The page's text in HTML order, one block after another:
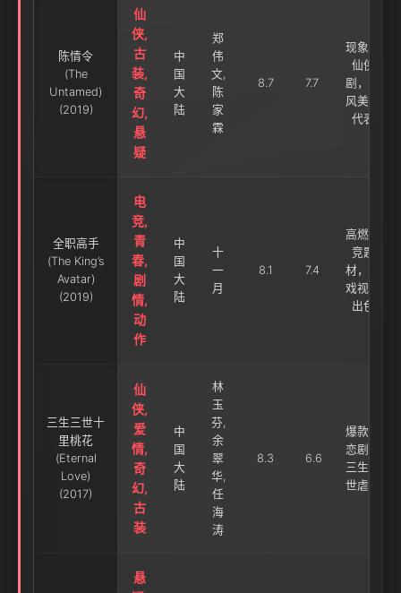
陈情令
(The
Untamed)
(2019)
仙
侠,
古
装,
奇
幻,
悬
疑
中
国
大
陆
郑
伟
文,
陈
家
霖
8.7 7.7
现象级
仙侠
剧，国
风美学
代表
全职高手
(The King’s
Avatar)
(2019)
电
竞,
青
春,
剧
情,
动
作
中
国
大
陆
十
一
月
8.1 7.4
高燃电
竞题
材，游
戏视觉
出色
三生三世十
里桃花
(Eternal
Love)
(2017)
仙
侠,
爱
情,
奇
幻,
古
装
中
国
大
陆
林
玉
芬,
余
翠
华,
任
海
涛
8.3 6.6
爆款仙
恋剧，
三生三
世虐恋
悬